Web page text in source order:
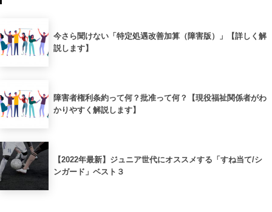
今さら聞けない「特定処遇改善加算（障害版）」【詳しく解
説します】
障害者権利条約って何？批准って何？【現役福祉関係者がわ
かりやすく解説します】
【2022年最新】ジュニア世代にオススメする「すね当て/シ
ンガード」ベスト３